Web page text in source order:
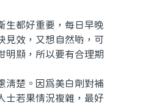
都好重要，每日早晚
見效，又想自然啲，可
明顯，所以要有合理期
楚。因爲美白劑對補
士若果情況複雜，最好